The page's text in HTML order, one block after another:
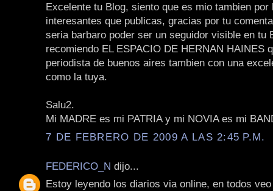
Excelente tu Blog, siento que es mio tambien por
interesantes que publicas, gracias por tu
seria barbaro poder ser un seguidor visible en tu
recomiendo EL ESPACIO DE HERNAN HAINES
periodista de buenos aires tambien con una
como la tuya.
Salu2.
Mi MADRE es mi PATRIA y mi NOVIA es mi
7 DE FEBRERO DE 2009 A LAS 2:45 P.M.
FEDERICO_N dijo...
Estoy leyendo los diarios via online, en todos